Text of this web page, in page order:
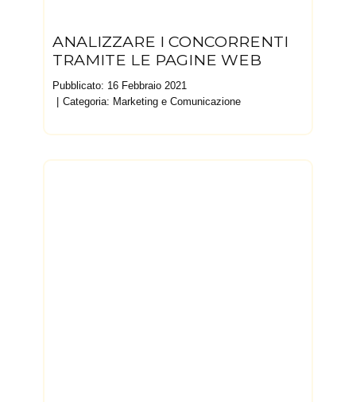
ANALIZZARE I CONCORRENTI
TRAMITE LE PAGINE WEB
Pubblicato: 16 Febbraio 2021
Categoria: Marketing e Comunicazione